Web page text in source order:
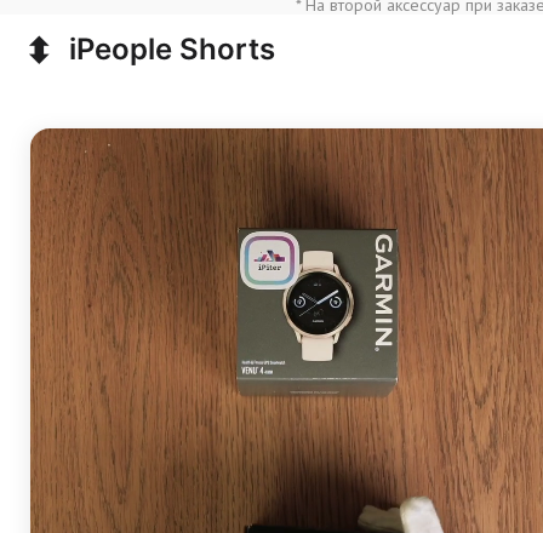
* На второй аксессуар при
⬍ iPeople Shorts